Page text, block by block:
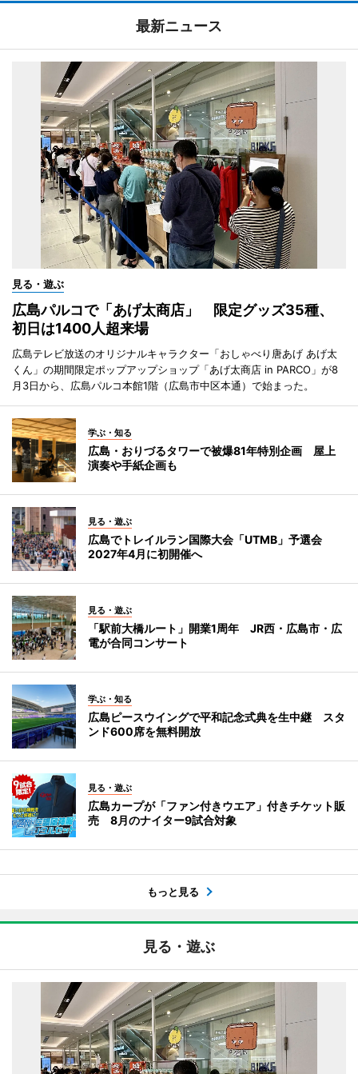
最新ニュース
見る・遊ぶ
広島パルコで「あげ太商店」 限定グッズ35種、
初日は1400人超来場
広島テレビ放送のオリジナルキャラクター「おしゃべり唐あげ あげ太
くん」の期間限定ポップアップショップ「あげ太商店 in PARCO」が8
月3日から、広島パルコ本館1階（広島市中区本通）で始まった。
学ぶ・知る
広島・おりづるタワーで被爆81年特別企画 屋上
演奏や手紙企画も
見る・遊ぶ
広島でトレイルラン国際大会「UTMB」予選会
2027年4月に初開催へ
見る・遊ぶ
「駅前大橋ルート」開業1周年 JR西・広島市・広
電が合同コンサート
学ぶ・知る
広島ピースウイングで平和記念式典を生中継 スタ
ンド600席を無料開放
見る・遊ぶ
広島カープが「ファン付きウエア」付きチケット販
売 8月のナイター9試合対象
もっと見る
見る・遊ぶ